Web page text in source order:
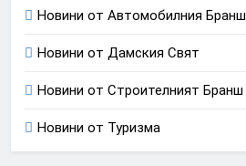
Новини от Автомобилния Бранш
Новини от Дамския Свят
Новини от Строителният Бранш
Новини от Туризма